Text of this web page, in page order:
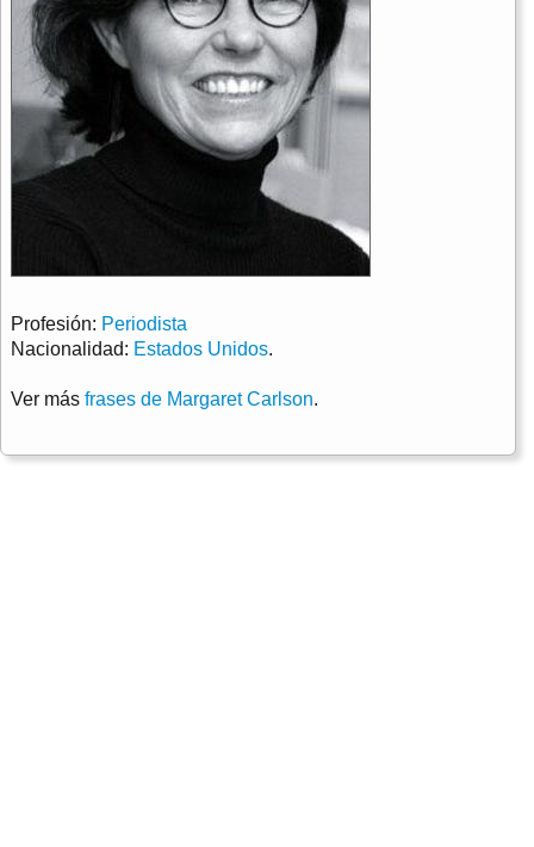
Profesión: Periodista
Nacionalidad: Estados Unidos.
Ver más frases de Margaret Carlson.